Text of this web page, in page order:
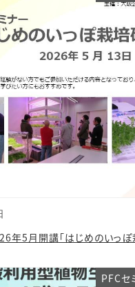
年5月開講「はじめのいっぽ
PFCセ